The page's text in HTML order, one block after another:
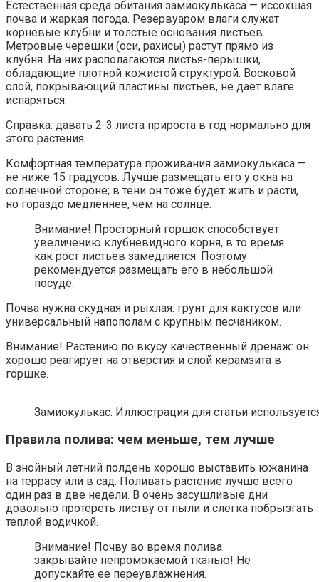
Естественная среда обитания замиокулькаса — иссохшая
почва и жаркая погода. Резервуаром влаги служат
корневые клубни и толстые основания листьев.
Метровые черешки (оси, рахисы) растут прямо из
клубня. На них располагаются листья-перышки,
обладающие плотной кожистой структурой. Восковой
слой, покрывающий пластины листьев, не дает влаге
испаряться.
Справка: давать 2-3 листа прироста в год нормально для
этого растения.
Комфортная температура проживания замиокулькаса —
не ниже 15 градусов. Лучше размещать его у окна на
солнечной стороне; в тени он тоже будет жить и расти,
но гораздо медленнее, чем на солнце.
Внимание! Просторный горшок способствует
увеличению клубневидного корня, в то время
как рост листьев замедляется. Поэтому
рекомендуется размещать его в небольшой
посуде.
Почва нужна скудная и рыхлая: грунт для кактусов или
универсальный напополам с крупным песчаником.
Внимание! Растению по вкусу качественный дренаж: он
хорошо реагирует на отверстия и слой керамзита в
горшке.
Замиокулькас. Иллюстрация для статьи
Правила полива: чем меньше, тем лучше
В знойный летний полдень хорошо выставить южанина
на террасу или в сад. Поливать растение лучше всего
один раз в две недели. В очень засушливые дни
довольно протереть листву от пыли и слегка побрызгать
теплой водичкой.
Внимание! Почву во время полива
закрывайте непромокаемой тканью! Не
допускайте ее переувлажнения.